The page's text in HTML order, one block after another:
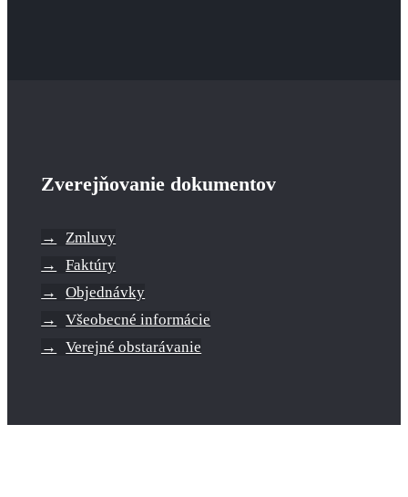
Zverejňovanie dokumentov
Zmluvy
Faktúry
Objednávky
Všeobecné informácie
Verejné obstarávanie